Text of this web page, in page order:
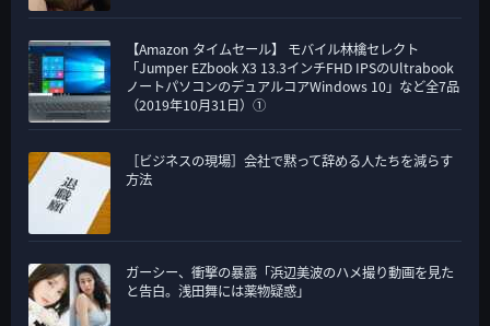
【Amazon タイムセール】 モバイル林檎セレクト
「Jumper EZbook X3 13.3インチFHD IPSのUltrabook
ノートパソコンのデュアルコアWindows 10」など全7品
（2019年10月31日）①
［ビジネスの現場］会社で黙って辞める人たちを減らす
方法
ガーシー、衝撃の暴露「浜辺美波のハメ撮り動画を見た
と告白。浅田舞には薬物疑惑」